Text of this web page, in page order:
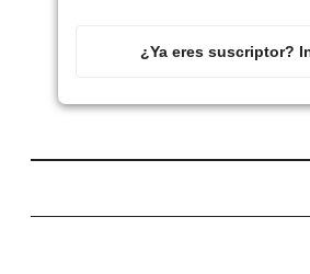
¿Ya eres suscriptor?